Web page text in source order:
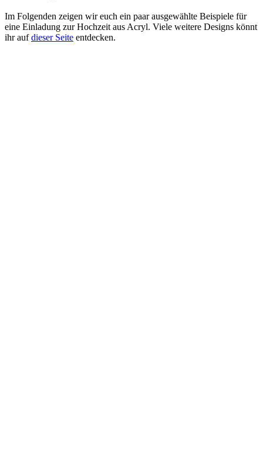
Im Folgenden zeigen wir euch ein paar ausgewählte Beispiele für
eine Einladung zur Hochzeit aus Acryl. Viele weitere Designs könnt
ihr aufdieser Seite entdecken.